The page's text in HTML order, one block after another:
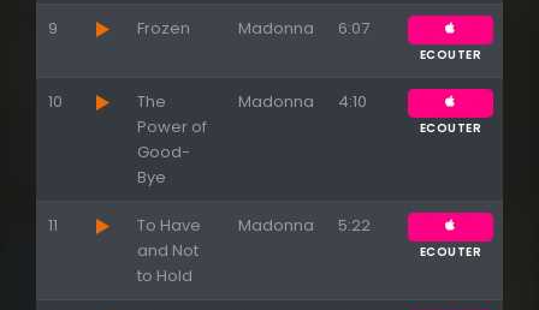
9 Frozen Madonna 6:07
ECOUTER
10
The
Power of
Good-
Bye
Madonna 4:10
ECOUTER
11
To Have
and Not
to Hold
Madonna 5:22
ECOUTER